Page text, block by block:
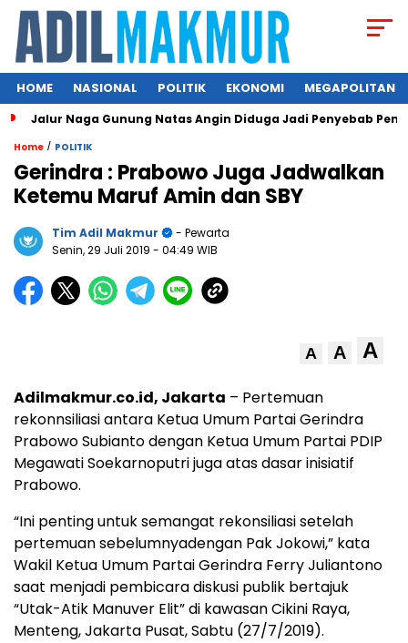
HOME NASIONAL POLITIK EKONOMI MEGAPOLITAN
Jalur Naga Gunung Natas Angin Diduga Jadi Penyebab
Home / POLITIK
Gerindra : Prabowo Juga Jadwalkan
Ketemu Maruf Amin dan SBY
Tim Adil Makmur
- Pewarta
Senin, 29 Juli 2019 - 04:49 WIB
A A A
Adilmakmur.co.id, Jakarta – Pertemuan
rekonnsiliasi antara Ketua Umum Partai Gerindra
Prabowo Subianto dengan Ketua Umum Partai PDIP
Megawati Soekarnoputri juga atas dasar inisiatif
Prabowo.
“Ini penting untuk semangat rekonsiliasi setelah
pertemuan sebelumnyadengan Pak Jokowi,” kata
Wakil Ketua Umum Partai Gerindra Ferry Juliantono
saat menjadi pembicara diskusi publik bertajuk
“Utak-Atik Manuver Elit” di kawasan Cikini Raya,
Menteng, Jakarta Pusat, Sabtu (27/7/2019).